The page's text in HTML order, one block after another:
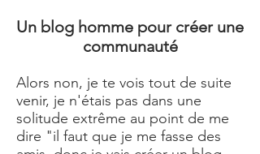
Un blog homme pour créer une
communauté
Alors non, je te vois tout de suite
venir, je n'étais pas dans une
solitude extrême au point de me
dire "il faut que je me fasse des